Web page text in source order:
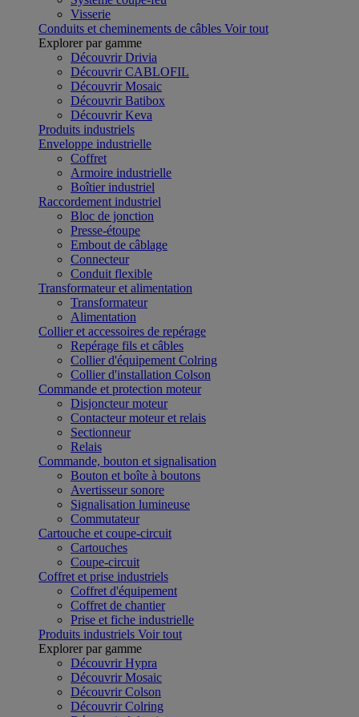
Visserie
Conduits et cheminements de câbles Voir tout
Explorer par gamme
Découvrir Drivia
Découvrir CABLOFIL
Découvrir Mosaic
Découvrir Batibox
Découvrir Keva
Produits industriels
Enveloppe industrielle
Coffret
Armoire industrielle
Boîtier industriel
Raccordement industriel
Bloc de jonction
Presse-étoupe
Embout de câblage
Connecteur
Conduit flexible
Transformateur et alimentation
Transformateur
Alimentation
Collier et accessoires de repérage
Repérage fils et câbles
Collier d'équipement Colring
Collier d'installation Colson
Commande et protection moteur
Disjoncteur moteur
Contacteur moteur et relais
Sectionneur
Relais
Commande, bouton et signalisation
Bouton et boîte à boutons
Avertisseur sonore
Signalisation lumineuse
Commutateur
Cartouche et coupe-circuit
Cartouches
Coupe-circuit
Coffret et prise industriels
Coffret d'équipement
Coffret de chantier
Prise et fiche industrielle
Produits industriels Voir tout
Explorer par gamme
Découvrir Hypra
Découvrir Mosaic
Découvrir Colson
Découvrir Colring